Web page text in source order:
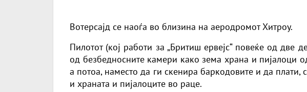
Вотерсајд се наоѓа во близина на аеродромот Хитроу.
Пилотот (кој работи за „Бритиш ервејс“ повеќе од две
од безбедносните камери како зема храна и пијалоци
а потоа, наместо да ги скенира баркодовите и да плати,
и храната и пијалоците во раце.